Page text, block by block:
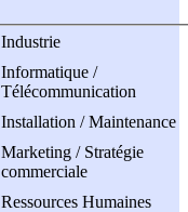
Industrie
Informatique /
Télécommunication
Installation / Maintenance
Marketing / Stratégie
commerciale
Ressources Humaines